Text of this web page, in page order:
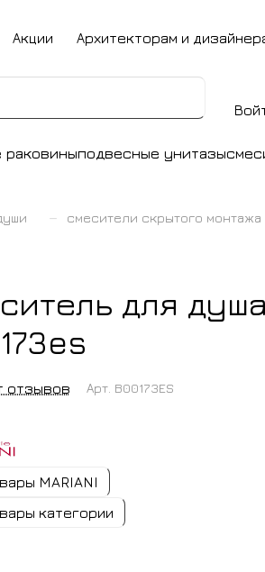
Акции Архитекторам и
раковиныподвесные унитазы
– смесители скрытого монтажа
для
отзывов Арт. B00173ES
MARIANI
категории